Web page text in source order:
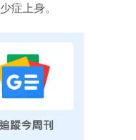
症上身。